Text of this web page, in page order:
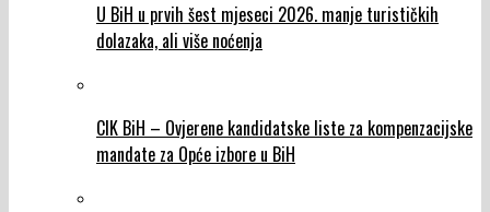
U BiH u prvih šest mjeseci 2026. manje turističkih
dolazaka, ali više noćenja
CIK BiH – Ovjerene kandidatske liste za kompenzacijske
mandate za Opće izbore u BiH